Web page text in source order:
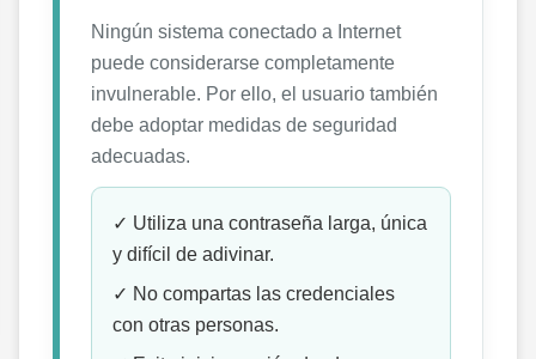
Ningún sistema conectado a Internet
puede considerarse completamente
invulnerable. Por ello, el usuario también
debe adoptar medidas de seguridad
adecuadas.
✓ Utiliza una contraseña larga, única
y difícil de adivinar.
✓ No compartas las credenciales
con otras personas.